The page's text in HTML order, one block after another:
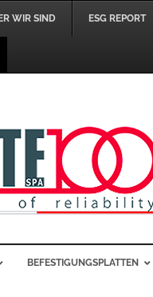
WIR SIND ESG REPORT
BEFESTIGUNGSPLATTEN